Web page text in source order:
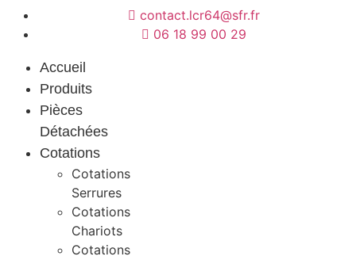
contact.lcr64@sfr.fr
06 18 99 00 29
Accueil
Produits
Pièces
Détachées
Cotations
Cotations
Serrures
Cotations
Chariots
Cotations